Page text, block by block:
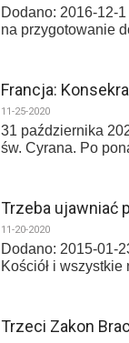
Dodano: 2016-12-
na przygotowanie
Francja:
11-25-2020
31 października
św. Cyrana. Po
Trzeba ujawniać
11-20-2020
Dodano: 2015-01-
Kościół i
Trzeci Zakon